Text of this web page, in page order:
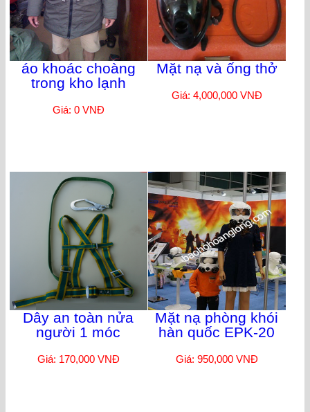
áo khoác choàng
trong kho lạnh
Giá: 0 VNĐ
Mặt nạ và ống thở
Giá: 4,000,000 VNĐ
Dây an toàn nửa
người 1 móc
Giá: 170,000 VNĐ
Mặt nạ phòng khói
hàn quốc EPK-20
Giá: 950,000 VNĐ